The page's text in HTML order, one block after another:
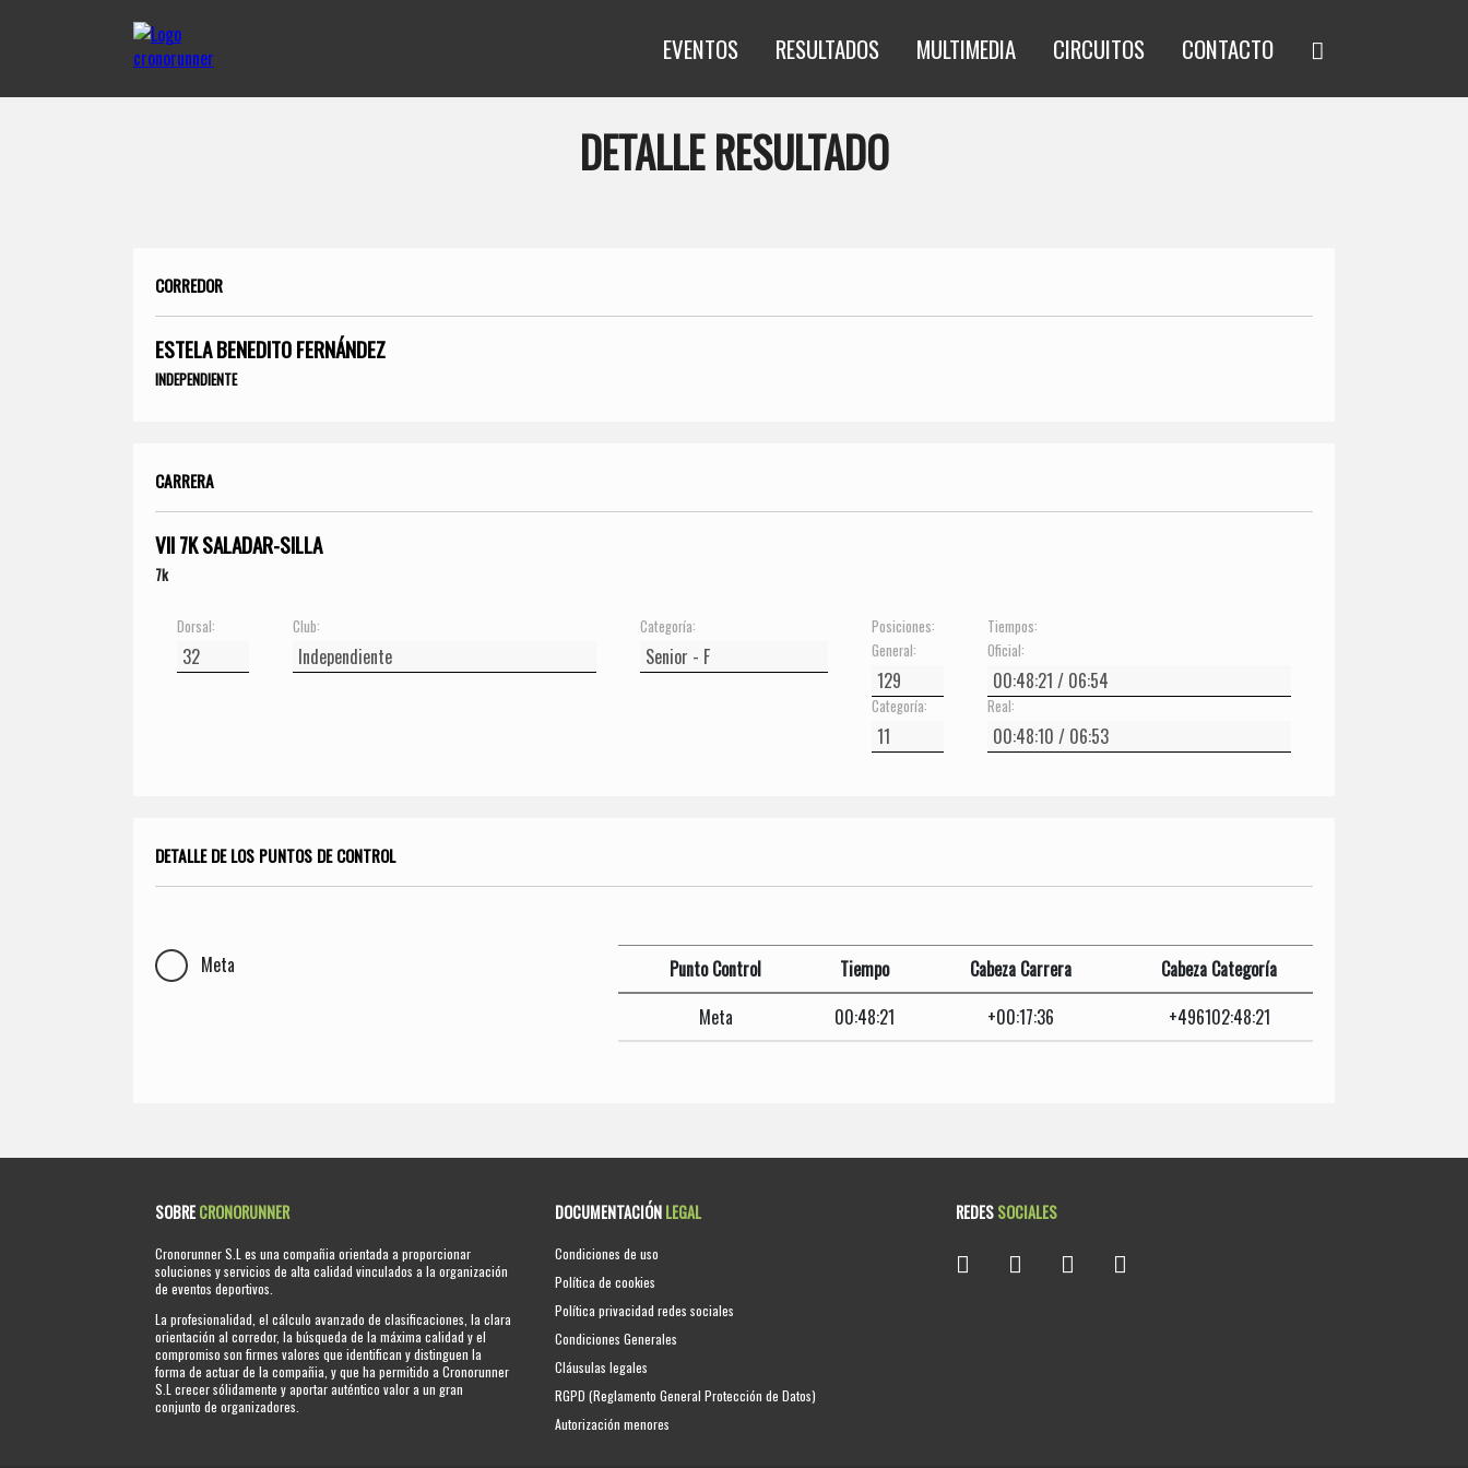
EVENTOS RESULTADOS MULTIMEDIA CIRCUITOS CONTACTO
DETALLE RESULTADO
CORREDOR
ESTELA BENEDITO FERNÁNDEZ
INDEPENDIENTE
CARRERA
VII 7K SALADAR-SILLA
7k
Dorsal: Club: Categoría:
Posiciones:
General:
Categoría:
Tiempos:
Oficial:
Real:
DETALLE DE LOS PUNTOS DE CONTROL
Meta Punto Control Tiempo Cabeza Carrera
Cabeza Categoría
Meta
00:48:21 +00:17:36 +496102:48:21
SOBRECRONORUNNER
Cronorunner S.L es una compañia orientada a proporcionar
soluciones y servicios de alta calidad vinculados a la organización
de eventos deportivos.
La profesionalidad, el cálculo avanzado de clasificaciones, la clara
orientación al corredor, la búsqueda de la máxima calidad y el
compromiso son firmes valores que identifican y distinguen la
forma de actuar de la compañia, y que ha permitido a Cronorunner
S.L crecer sólidamente y aportar auténtico valor a un gran
conjunto de organizadores.
DOCUMENTACIÓNLEGAL
Condiciones de uso
Política de cookies
Política privacidad redes sociales
Condiciones Generales
Cláusulas legales
RGPD (Reglamento General Protección de Datos)
Autorización menores
REDESSOCIALES